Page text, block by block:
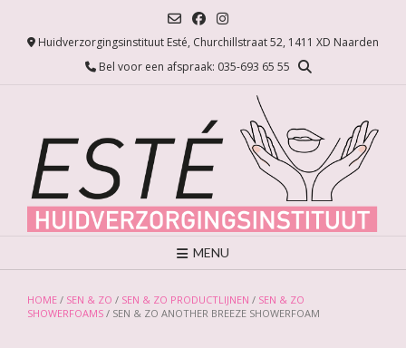
Huidverzorgingsinstituut Esté, Churchillstraat 52, 1411 XD Naarden
Bel voor een afspraak: 035-693 65 55
MENU
HOME / SEN & ZO / SEN & ZO PRODUCTLIJNEN / SEN & ZO
SHOWERFOAMS / SEN & ZO ANOTHER BREEZE SHOWERFOAM